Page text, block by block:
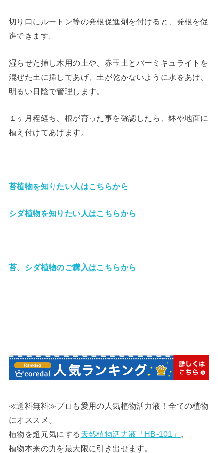
切り口にルートン等の発根促進剤を付けると、発根を促
進できます。
湿らせた挿し木用の土や、赤玉土とバーミキュライトを
混ぜた土に挿してあげ、土が乾かないように水をあげ、
明るい日陰で管理します。
１ヶ月程経ち、根が育った事を確認したら、鉢や地面に
植え付けてあげます。
苔植物を知りたい人はこちらから
シダ植物を知りたい人はこちらから
苔、シダ植物のご購入はこちらから
≪送料無料≫プロも愛用の人気植物活力液！全ての植物
にオススメ。
植物を超元気にする 天然植物活力液「HB-101」
。
植物本来の力を最大限に引き出せます。